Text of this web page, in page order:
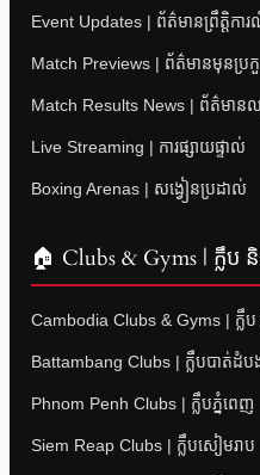
Event Updates | ព័ត៌មានព្រឹត្តិកា
Match Previews | ព័ត៌មានមុនប្រ
Match Results News | ព័ត៌មាន
Live Streaming | ការផ្សាយផ្ទាល់
Boxing Arenas | សង្វៀនប្រដាល់
🏠 Clubs & Gyms | ក្លឹប
Cambodia Clubs & Gyms | ក្លឹប
Battambang Clubs | ក្លឹបបាត់ដំប
Phnom Penh Clubs | ក្លឹបភ្នំពេញ
Siem Reap Clubs | ក្លឹបសៀមរាប